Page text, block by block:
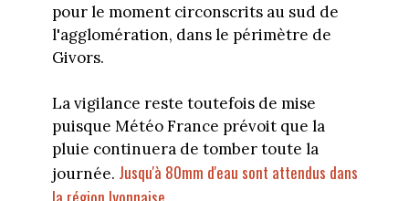
pour le moment circonscrits au sud de
l'agglomération, dans le périmètre de
Givors.
La vigilance reste toutefois de mise
puisque Météo France prévoit que la
pluie continuera de tomber toute la
journée. Jusqu'à 80mm d'eau sont attendus dans